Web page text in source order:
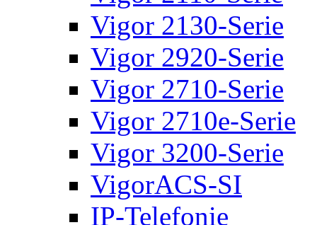
Vigor 2130-Serie
Vigor 2920-Serie
Vigor 2710-Serie
Vigor 2710e-Serie
Vigor 3200-Serie
VigorACS-SI
IP-Telefonie